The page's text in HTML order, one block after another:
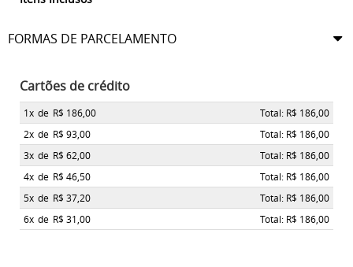
FORMAS DE PARCELAMENTO
Cartões de crédito
1x de R$ 186,00
Total: R$ 186,00
2x de R$ 93,00
Total: R$ 186,00
3x de R$ 62,00
Total: R$ 186,00
4x de R$ 46,50
Total: R$ 186,00
5x de R$ 37,20
Total: R$ 186,00
6x de R$ 31,00 Total: R$ 186,00